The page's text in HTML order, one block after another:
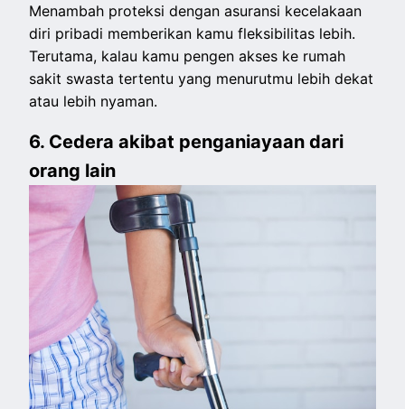
Menambah proteksi dengan asuransi kecelakaan
diri pribadi memberikan kamu fleksibilitas lebih.
Terutama, kalau kamu pengen akses ke rumah
sakit swasta tertentu yang menurutmu lebih dekat
atau lebih nyaman.
6. Cedera akibat penganiayaan dari
orang lain